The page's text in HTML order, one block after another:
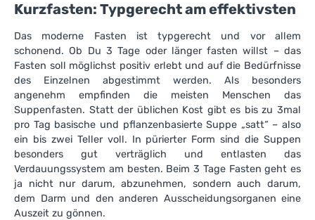
Kurzfasten: Typgerecht am effektivsten
Das moderne Fasten ist typgerecht und vor allem
schonend. Ob Du 3 Tage oder länger fasten willst – das
Fasten soll möglichst positiv erlebt und auf die Bedürfnisse
des Einzelnen abgestimmt werden. Als besonders
angenehm empfinden die meisten Menschen das
Suppenfasten. Statt der üblichen Kost gibt es bis zu 3mal
pro Tag basische und pflanzenbasierte Suppe „satt“ – also
ein bis zwei Teller voll. In pürierter Form sind die Suppen
besonders gut verträglich und entlasten das
Verdauungssystem am besten. Beim 3 Tage Fasten geht es
ja nicht nur darum, abzunehmen, sondern auch darum,
dem Darm und den anderen Ausscheidungsorganen eine
Auszeit zu gönnen.